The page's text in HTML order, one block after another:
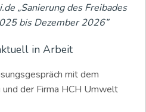
„Sanierung des Freibades
bis Dezember 2026”
in Arbeit
mit dem
der Firma HCH Umwelt